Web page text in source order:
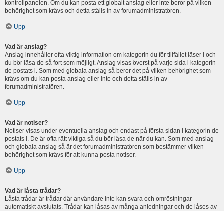
kontrollpanelen. Om du kan posta ett globalt anslag eller inte beror på vilken
behörighet som krävs och detta ställs in av forumadministratören.
Upp
Vad är anslag?
Anslag innehåller ofta viktig information om kategorin du för tillfället läser i och
du bör läsa de så fort som möjligt. Anslag visas överst på varje sida i kategorin
de postats i. Som med globala anslag så beror det på vilken behörighet som
krävs om du kan posta anslag eller inte och detta ställs in av
forumadministratören.
Upp
Vad är notiser?
Notiser visas under eventuella anslag och endast på första sidan i kategorin de
postats i. De är ofta rätt viktiga så du bör läsa de när du kan. Som med anslag
och globala anslag så är det forumadministratören som bestämmer vilken
behörighet som krävs för att kunna posta notiser.
Upp
Vad är låsta trådar?
Låsta trådar är trådar där användare inte kan svara och omröstningar
automatiskt avslutats. Trådar kan låsas av många anledningar och de låses av